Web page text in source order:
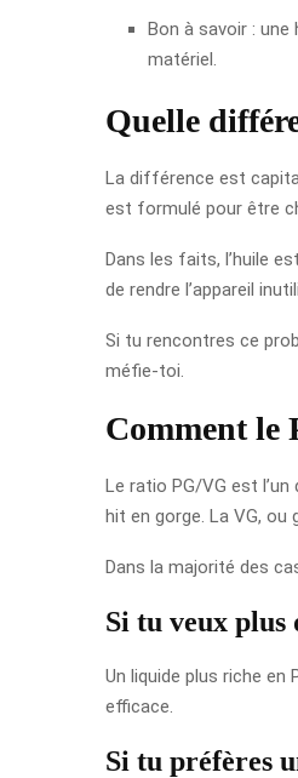
Bon à savoir :
matériel.
Quelle
La différence est
est formulé pour être
Dans les faits, l’huile
de rendre l’appareil
Si tu rencontres ce
méfie-toi.
Comment le
Le ratio PG/VG est
hit en gorge. La VG, ou
Dans la majorité des
Si tu veux plus
Un liquide plus riche
efficace.
Si tu préfères